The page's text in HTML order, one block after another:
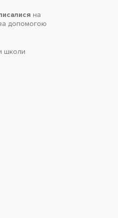
на
допомогою
школи